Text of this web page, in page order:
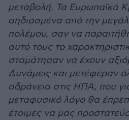
μεταβολή. Τα Ευρωπαϊκά
αηδιασμένα από την
πολέμου, σαν να
αυτό τους το
σταμάτησαν να έχουν
Δυνάμεις και μετέφεραν
αδράνεια στις ΗΠΑ, που
μεταφυσικό λόγο θα
έτοιμες να μας